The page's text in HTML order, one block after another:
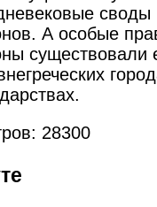
своды
А особые
существовали
28300